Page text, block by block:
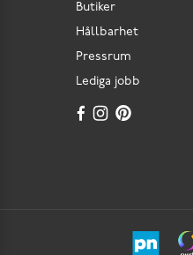
Butiker
Hållbarhet
Pressrum
Lediga jobb